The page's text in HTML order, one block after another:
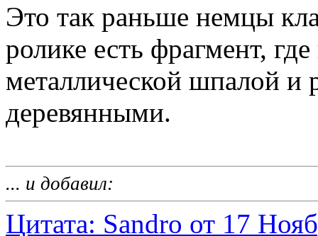
Это так раньше немцы
ролике есть фрагмент,
металлической шпалой и
деревянными.
... и добавил:
Цитата: Sandro от 17